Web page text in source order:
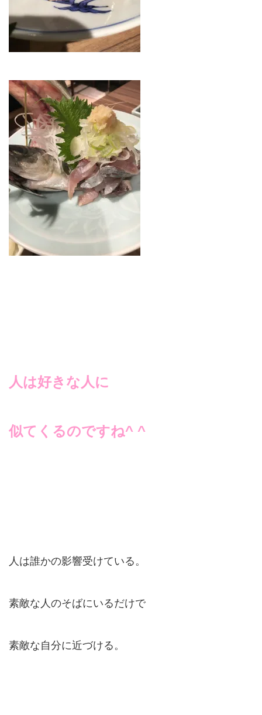
人は好きな人に
似てくるのですね^ ^
人は誰かの影響受けている。
素敵な人のそばにいるだけで
素敵な自分に近づける。